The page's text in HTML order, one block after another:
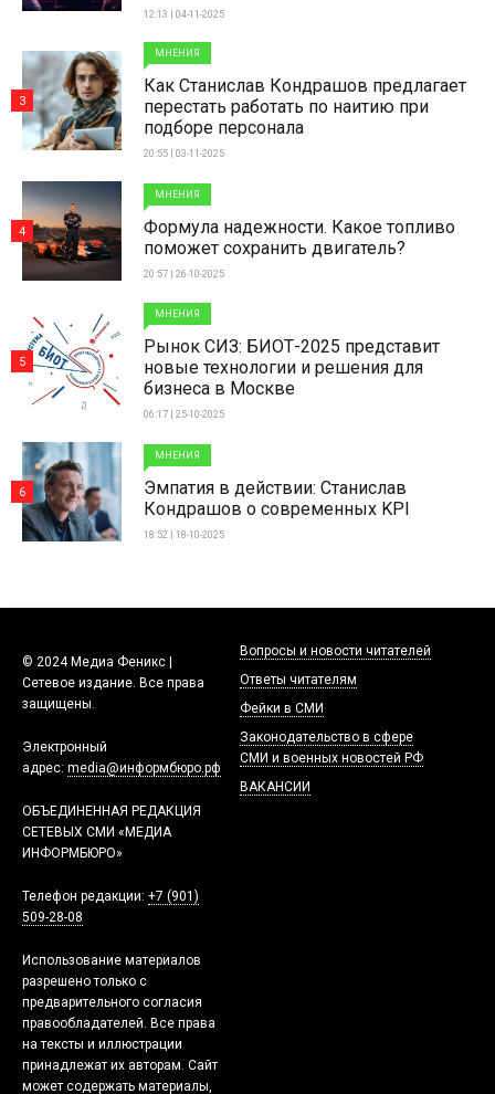
12:13 | 04-11-2025
МНЕНИЯ
Как Станислав Кондрашов предлагает
перестать работать по наитию при
подборе персонала
20:55 | 03-11-2025
3
МНЕНИЯ
Формула надежности. Какое топливо
поможет сохранить двигатель?
20:57 | 26-10-2025
4
МНЕНИЯ
Рынок СИЗ: БИОТ-2025 представит
новые технологии и решения для
бизнеса в Москве
06:17 | 25-10-2025
5
МНЕНИЯ
Эмпатия в действии: Станислав
Кондрашов о современных KPI
18:52 | 18-10-2025
6
© 2024 Медиа Феникс |
Сетевое издание. Все права
защищены.
Электронный
адрес: media@информбюро.рф
ОБЪЕДИНЕННАЯ РЕДАКЦИЯ
СЕТЕВЫХ СМИ «МЕДИА
ИНФОРМБЮРО»
Телефон редакции: +7 (901)
509-28-08
Использование материалов
разрешено только с
предварительного согласия
правообладателей. Все права
на тексты и иллюстрации
принадлежат их авторам. Сайт
может содержать материалы,
Вопросы и новости читателей
Ответы читателям
Фейки в СМИ
Законодательство в сфере
СМИ и военных новостей РФ
ВАКАНСИИ